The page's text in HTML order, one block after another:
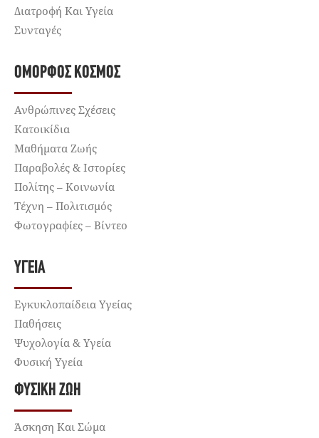
Διατροφή Και Υγεία
Συνταγές
ΌΜΟΡΦΟΣ ΚΌΣΜΟΣ
Ανθρώπινες Σχέσεις
Κατοικίδια
Μαθήματα Ζωής
Παραβολές & Ιστορίες
Πολίτης – Κοινωνία
Τέχνη – Πολιτισμός
Φωτογραφίες – Βίντεο
ΥΓΕΊΑ
Εγκυκλοπαίδεια Υγείας
Παθήσεις
Ψυχολογία & Υγεία
Φυσική Υγεία
ΦΥΣΙΚΉ ΖΩΉ
Άσκηση Και Σώμα